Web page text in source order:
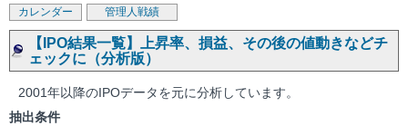
カレンダー
管理人戦績
【IPO結果一覧】上昇率、損益、その後の値動きなどチ
ェックに（分析版）
2001年以降のIPOデータを元に分析しています。
抽出条件